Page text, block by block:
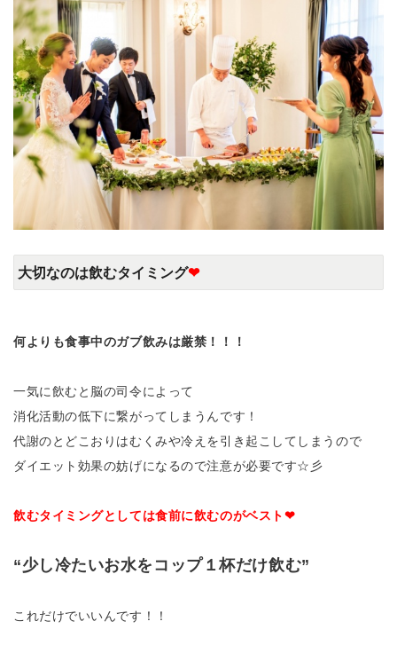
大切なのは飲むタイミング❤
何よりも食事中のガブ飲みは厳禁！！！
一気に飲むと脳の司令によって
消化活動の低下に繋がってしまうんです！
代謝のとどこおりはむくみや冷えを引き起こしてしまうので
ダイエット効果の妨げになるので注意が必要です☆彡
飲むタイミングとしては食前に飲むのがベスト❤
“少し冷たいお水をコップ１杯だけ飲む”
これだけでいいんです！！